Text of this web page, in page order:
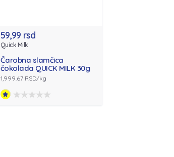
59,99 rsd
Quick Milk
Čarobna slamčica
čokolada QUICK MILK 30g
1,999.67 RSD/kg